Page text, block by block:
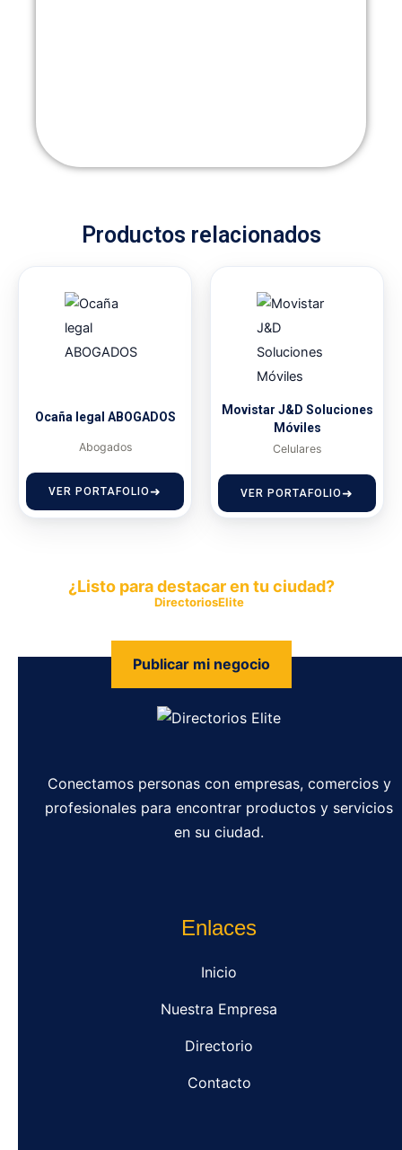
Productos relacionados
Ocaña legal ABOGADOS
Abogados
VER PORTAFOLIO
Movistar J&D Soluciones
Móviles
Celulares
VER PORTAFOLIO
¿Listo para destacar en tu ciudad?
DirectoriosElite
Publicar mi negocio
Conectamos personas con empresas, comercios y
profesionales para encontrar productos y servicios
en su ciudad.
Enlaces
Inicio
Nuestra Empresa
Directorio
Contacto